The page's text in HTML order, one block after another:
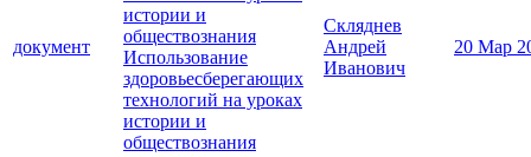
документ
истории и
обществознания
Использование
здоровьесберегающих
технологий на уроках
истории и
обществознания
Скляднев
Андрей
Иванович
20 Мар